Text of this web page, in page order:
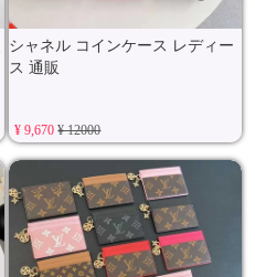
シャネル コインケース レディー
ス 通販
¥ 9,670¥ 12000